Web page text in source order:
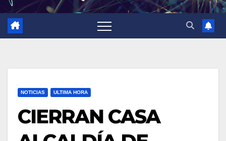
NOTICIAS ULTIMA HORA
CIERRAN CASA